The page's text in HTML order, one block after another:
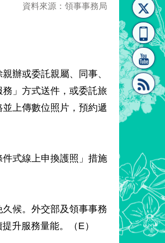
資料來源：領事事務局
辦或委託親屬、同事、
」方式送件，或委託旅
上傳數位照片，預約遞
式線上申換護照」措施
候。外交部及領事事務
升服務量能。（E）